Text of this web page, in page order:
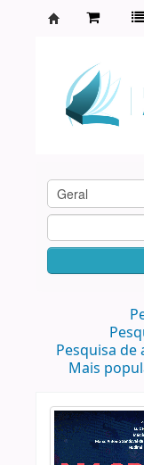
Agamenon
Magalhães
Pesquisa
Mais